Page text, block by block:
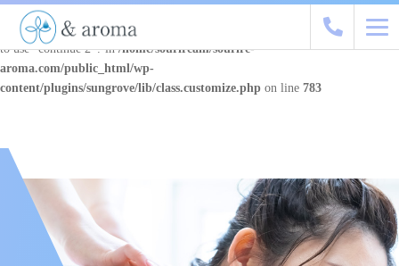
Warning: "continue" targeting switch is equivalent to "break". Did you mean
to use "continue 2"? in/home/souriream/sourire-
aroma.com/public_html/wp-
content/plugins/sungrove/lib/class.customize.php on line 783